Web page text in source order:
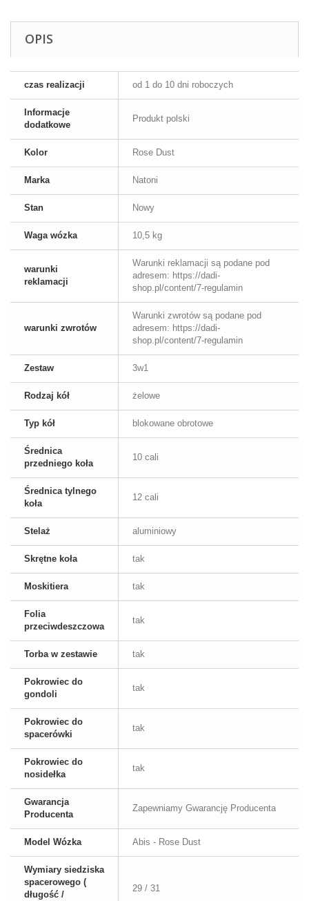
OPIS
czas realizacji od 1 do 10 dni roboczych
Informacje
dodatkowe
Produkt polski
Kolor Rose Dust
Marka Natoni
Stan Nowy
Waga wózka 10,5 kg
warunki
reklamacji
Warunki reklamacji są podane pod
adresem: https://dadi-
shop.pl/content/7-regulamin
warunki zwrotów
Warunki zwrotów są podane pod
adresem: https://dadi-
shop.pl/content/7-regulamin
Zestaw 3w1
Rodzaj kół żelowe
Typ kół blokowane obrotowe
Średnica
przedniego koła
10 cali
Średnica tylnego
koła
12 cali
Stelaż aluminiowy
Skrętne koła tak
Moskitiera tak
Folia
przeciwdeszczowa
tak
Torba w zestawie tak
Pokrowiec do
gondoli
tak
Pokrowiec do
spacerówki
tak
Pokrowiec do
nosidełka
tak
Gwarancja
Producenta
Zapewniamy Gwarancję Producenta
Model Wózka Abis - Rose Dust
Wymiary siedziska
spacerowego (
długość /
29 / 31